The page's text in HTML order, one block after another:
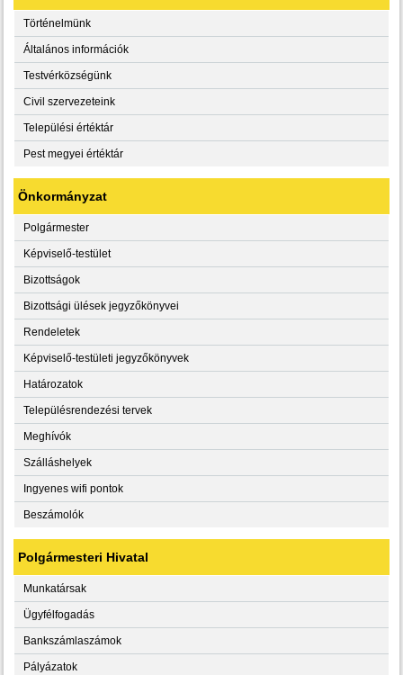
Történelmünk
Általános információk
Testvérközségünk
Civil szervezeteink
Települési értéktár
Pest megyei értéktár
Önkormányzat
Polgármester
Képviselő-testület
Bizottságok
Bizottsági ülések jegyzőkönyvei
Rendeletek
Képviselő-testületi jegyzőkönyvek
Határozatok
Településrendezési tervek
Meghívók
Szálláshelyek
Ingyenes wifi pontok
Beszámolók
Polgármesteri Hivatal
Munkatársak
Ügyfélfogadás
Bankszámlaszámok
Pályázatok